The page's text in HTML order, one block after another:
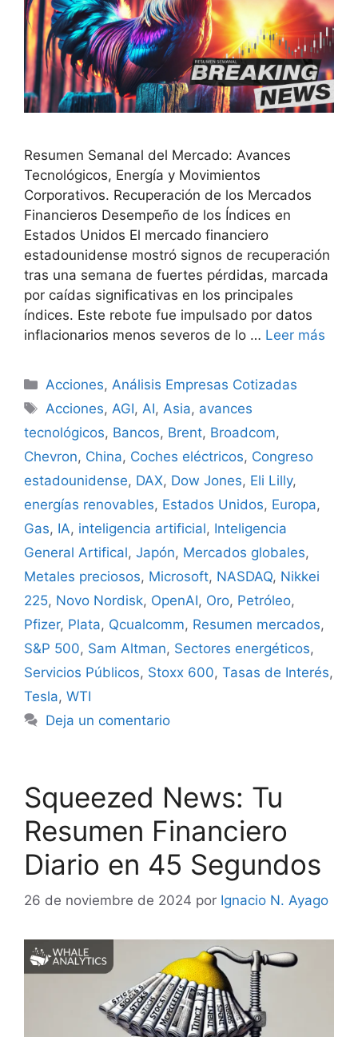
Resumen Semanal del Mercado: Avances
Tecnológicos, Energía y Movimientos
Corporativos. Recuperación de los Mercados
Financieros Desempeño de los Índices en
Estados Unidos El mercado financiero
estadounidense mostró signos de recuperación
tras una semana de fuertes pérdidas, marcada
por caídas significativas en los principales
índices. Este rebote fue impulsado por datos
inflacionarios menos severos de lo … Leer más
Categorías
Acciones,Análisis Empresas Cotizadas
Etiquetas
Acciones,AGI,AI,Asia, avances
tecnológicos, Bancos, Brent, Broadcom,
Chevron, China, Coches eléctricos, Congreso
estadounidense, DAX, Dow Jones, Eli Lilly,
energías renovables, Estados Unidos, Europa,
Gas, IA, inteligencia artificial, Inteligencia
General Artifical, Japón, Mercados globales,
Metales preciosos, Microsoft, NASDAQ, Nikkei
225, Novo Nordisk, OpenAI, Oro, Petróleo,
Pfizer, Plata, Qcualcomm, Resumen mercados,
S&P 500, Sam Altman, Sectores energéticos,
Servicios Públicos, Stoxx 600, Tasas de Interés,
Tesla, WTI
Deja un comentario
Squeezed News: Tu
Resumen Financiero
Diario en 45 Segundos
26 de noviembre de 2024 por Ignacio N. Ayago